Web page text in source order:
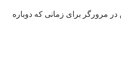
مرورگر برای زمانی که دوباره